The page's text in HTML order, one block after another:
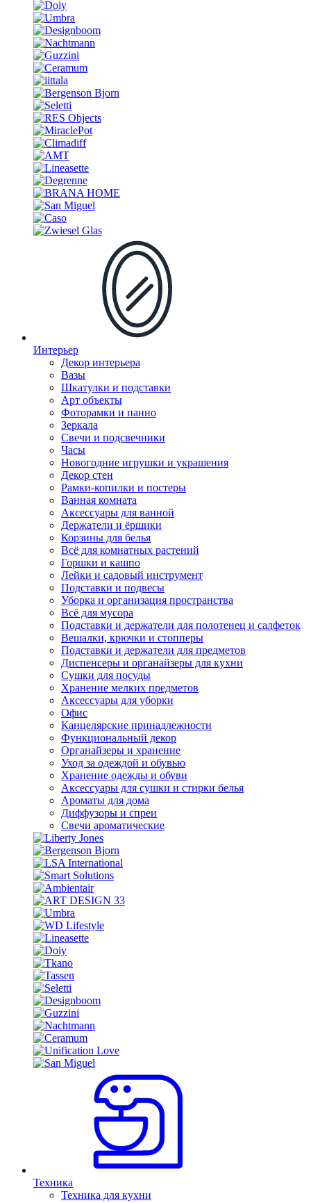
Интерьер
Декор интерьера
Вазы
Шкатулки и подставки
Арт объекты
Фоторамки и панно
Зеркала
Свечи и подсвечники
Часы
Новогодние игрушки и украшения
Декор стен
Рамки-копилки и постеры
Ванная комната
Аксессуары для ванной
Держатели и ёршики
Корзины для белья
Всё для комнатных растений
Горшки и кашпо
Лейки и садовый инструмент
Подставки и подвесы
Уборка и организация пространства
Всё для мусора
Подставки и держатели для полотенец и салфеток
Вешалки, крючки и стопперы
Подставки и держатели для предметов
Диспенсеры и органайзеры для кухни
Сушки для посуды
Хранение мелких предметов
Аксессуары для уборки
Офис
Канцелярские принадлежности
Функциональный декор
Органайзеры и хранение
Уход за одеждой и обувью
Хранение одежды и обуви
Аксессуары для сушки и стирки белья
Ароматы для дома
Диффузоры и спреи
Свечи ароматические
Техника
Техника для кухни